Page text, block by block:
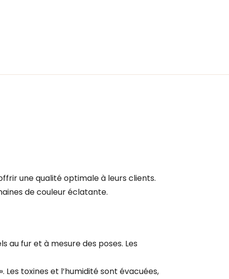
une qualité optimale à leurs clients.
de couleur éclatante.
au fur et à mesure des poses. Les
toxines et l’humidité sont évacuées,